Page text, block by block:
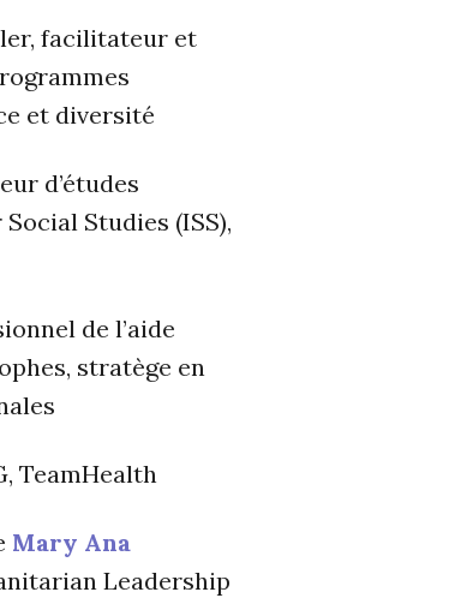
facilitateur et
et diversité
d’études
Studies (ISS),
de l’aide
stratège en
TeamHealth
Mary Ana
Leadership